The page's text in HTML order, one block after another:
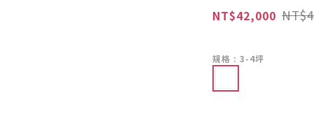
NT$42,000
規格 : 3-4坪